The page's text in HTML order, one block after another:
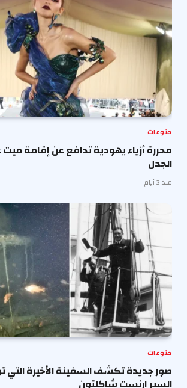
منوعات
محررة أزياء يهودية تدافع عن إقامة ميت
الجدل
منذ 3 أيام
منوعات
صور جديدة تكشف السفينة الأخيرة التي